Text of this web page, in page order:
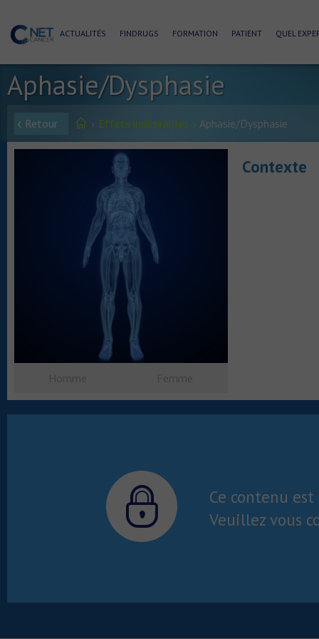
ACTUALITÉS FINDRUGS FORMATION PATIENT QUEL
Aphasie/Dysphasie
Retour Effets indésirables Aphasie/Dysphasie
Contexte
Ce contenu
Veuillez vous